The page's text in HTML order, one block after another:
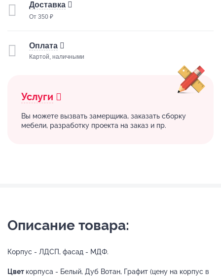
Доставка
От 350 ₽
Оплата
Картой, наличными
Услуги
Вы можете вызвать замерщика, заказать сборку
мебели, разработку проекта на заказ и пр.
Описание товара:
Корпус - ЛДСП, фасад - МДФ.
Цвет корпуса - Белый, Дуб Вотан, Графит (цену на корпус в